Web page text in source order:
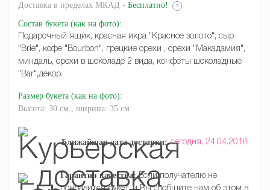
Доставка в пределах МКАД - Бесплатно! ?
Состав букета (как на фото):
Подарочный ящик, красная икра "Красное золото", сыр
"Brie", кофе "Bourbon", грецкие орехи , орехи "Макадамия",
миндаль, орехи в шоколаде 2 вида, конфеты шоколадные
"Bar",декор.
Размер букета (как на фото):
Высота: 30 см., ширина: 35 см.
Ближайшая дата доставки: сегодня, 24.04.2018
Гарантия качества:Если получателю не